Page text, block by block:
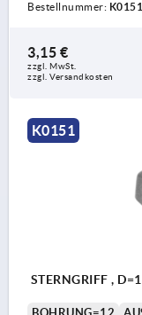
Bestellnummer:
3,15 €
zzgl. MwSt.
zzgl. Versandkosten
K0151
STERNGRIFF ,